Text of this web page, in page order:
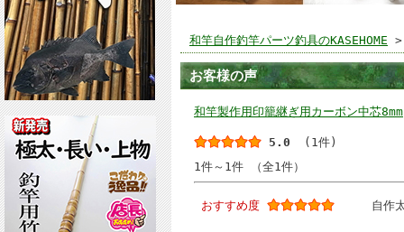
和竿自作釣竿パーツ釣具のKASEHOME >
お客様の声
和竿製作用印籠継ぎ用カーボン中芯8mm
5.0
(1件)
1件～1件 （全1件）
おすすめ度 自作